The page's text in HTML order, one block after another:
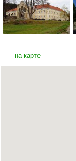
на карте